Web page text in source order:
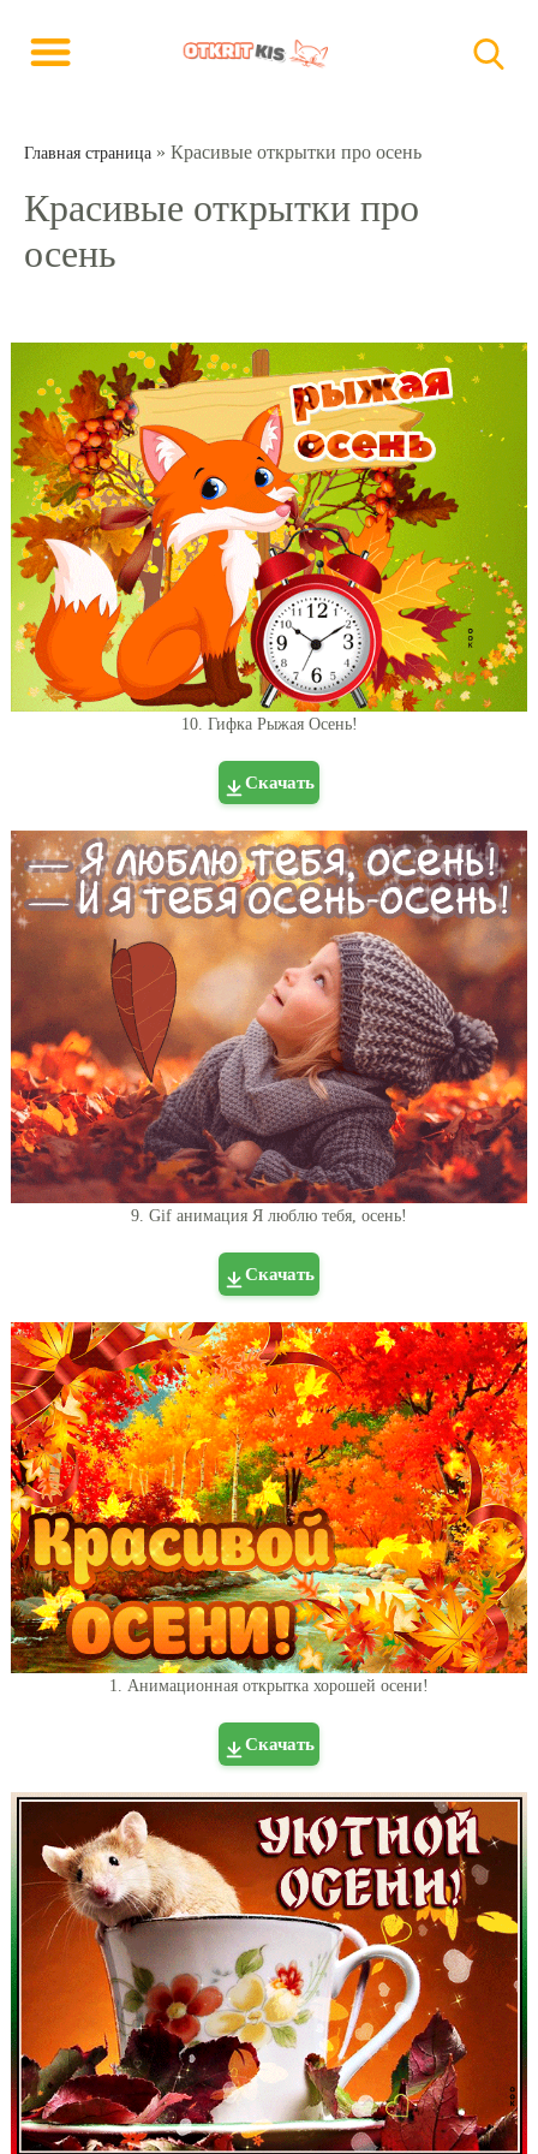
Главная страница » Красивые открытки про осень
Красивые открытки про
осень
10. Гифка Рыжая Осень!
Скачать
9. Gif анимация Я люблю тебя, осень!
Скачать
1. Анимационная открытка хорошей осени!
Скачать